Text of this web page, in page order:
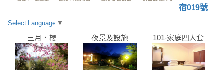
宿019號
Select Language ▼
三月‧櫻 夜景及設施
101-家庭四人套
房